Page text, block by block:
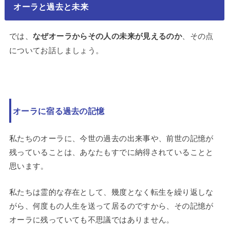
オーラと過去と未来
では、なぜオーラからその人の未来が見えるのか、その点
についてお話しましょう。
オーラに宿る過去の記憶
私たちのオーラに、今世の過去の出来事や、前世の記憶が
残っていることは、あなたもすでに納得されていることと
思います。
私たちは霊的な存在として、幾度となく転生を繰り返しな
がら、何度もの人生を送って居るのですから、その記憶が
オーラに残っていても不思議ではありません。